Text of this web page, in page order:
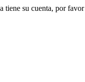
tiene su cuenta, por favor